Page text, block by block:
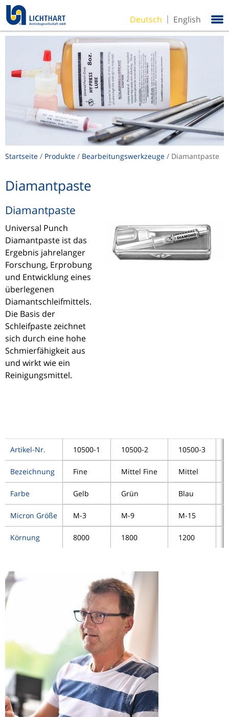
Deutsch English
Startseite / Produkte / Bearbeitungswerkzeuge / Diamantpaste
Diamantpaste
Diamantpaste
Universal Punch
Diamantpaste ist das
Ergebnis jahrelanger
Forschung, Erprobung
und Entwicklung eines
überlegenen
Diamantschleifmittels.
Die Basis der
Schleifpaste zeichnet
sich durch eine hohe
Schmierfähigkeit aus
und wirkt wie ein
Reinigungsmittel.
Artikel-Nr.
Bezeichnung
Farbe
Micron Größe
Körnung
10500-1
Fine
Gelb
M-3
8000
10500-2
Mittel Fine
Grün
M-9
1800
10500-3
Mittel
Blau
M-15
1200